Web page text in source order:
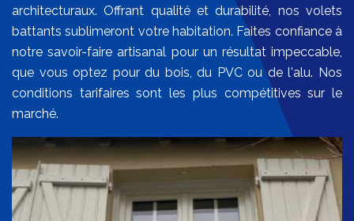
architecturaux. Offrant qualité et durabilité, nos volets
battants sublimeront votre habitation. Faites confiance à
notre savoir-faire artisanal pour un résultat impeccable,
que vous optez pour du bois, du PVC ou de l'alu. Nos
conditions tarifaires sont les plus compétitives sur le
marché.